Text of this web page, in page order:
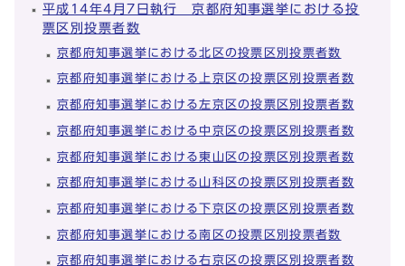
平成14年4月7日執行 京都府知事選挙における投
票区別投票者数
京都府知事選挙における北区の投票区別投票者数
京都府知事選挙における上京区の投票区別投票者数
京都府知事選挙における左京区の投票区別投票者数
京都府知事選挙における中京区の投票区別投票者数
京都府知事選挙における東山区の投票区別投票者数
京都府知事選挙における山科区の投票区別投票者数
京都府知事選挙における下京区の投票区別投票者数
京都府知事選挙における南区の投票区別投票者数
京都府知事選挙における右京区の投票区別投票者数